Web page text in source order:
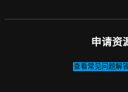
申请资
查看常见问题解